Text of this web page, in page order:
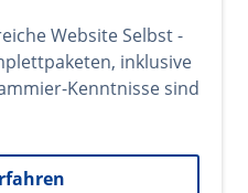
Website Selbst -
inklusive
Kenntnisse sind